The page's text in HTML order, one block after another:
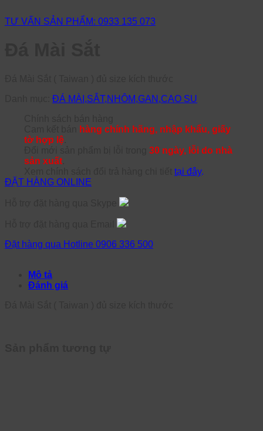
TƯ VẤN SẢN PHẨM: 0933 135 073
ĐÁ MÀI,SẮT,NHÔM,GAN,CAO SU
hàng chính hãng, nhập khẩu, giấy
tờ hợp lệ
30 ngày, lỗi do nhà
sản xuất
tại đây.
ĐẶT HÀNG ONLINE
Đặt hàng qua Hotline 0906 336 500
Mô tả
Đánh giá